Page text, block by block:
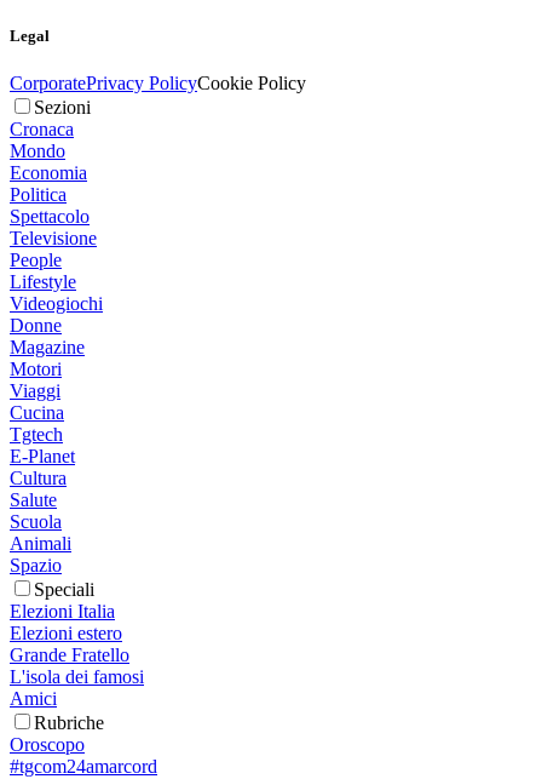
Legal
CorporatePrivacy PolicyCookie Policy
Sezioni
Cronaca
Mondo
Economia
Politica
Spettacolo
Televisione
People
Lifestyle
Videogiochi
Donne
Magazine
Motori
Viaggi
Cucina
Tgtech
E-Planet
Cultura
Salute
Scuola
Animali
Spazio
Speciali
Elezioni Italia
Elezioni estero
Grande Fratello
L'isola dei famosi
Amici
Rubriche
Oroscopo
#tgcom24amarcord